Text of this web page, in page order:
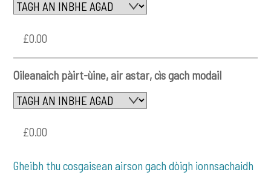
£0.00
Oileanaich pàirt-ùine, air astar, cìs gach modail
£0.00
Gheibh thu cosgaisean airson gach dòigh ionnsachaidh